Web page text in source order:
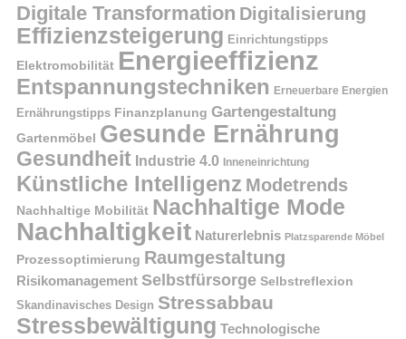
Digitale Transformation Digitalisierung
Effizienzsteigerung Einrichtungstipps
Elektromobilität Energieeffizienz
Entspannungstechniken Erneuerbare Energien
Ernährungstipps Finanzplanung Gartengestaltung
Gartenmöbel Gesunde Ernährung
Gesundheit Industrie 4.0 Inneneinrichtung
Künstliche Intelligenz Modetrends
Nachhaltige Mobilität Nachhaltige Mode
Nachhaltigkeit Naturerlebnis Platzsparende Möbel
Prozessoptimierung Raumgestaltung
Risikomanagement Selbstfürsorge Selbstreflexion
Skandinavisches Design Stressabbau
Stressbewältigung Technologische